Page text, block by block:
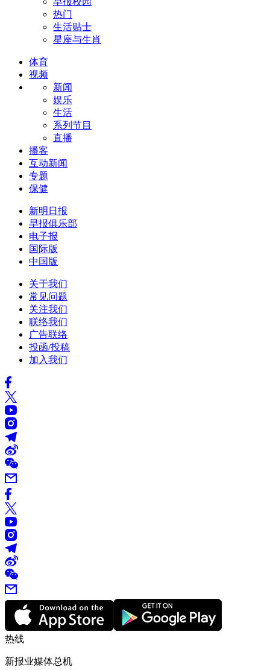
热门
生活贴士
星座与生肖
体育
视频
新闻
娱乐
生活
系列节目
直播
播客
互动新闻
专题
保健
新明日报
早报俱乐部
电子报
国际版
中国版
关于我们
常见问题
关注我们
联络我们
广告联络
投函/投稿
加入我们
热线
新报业媒体总机